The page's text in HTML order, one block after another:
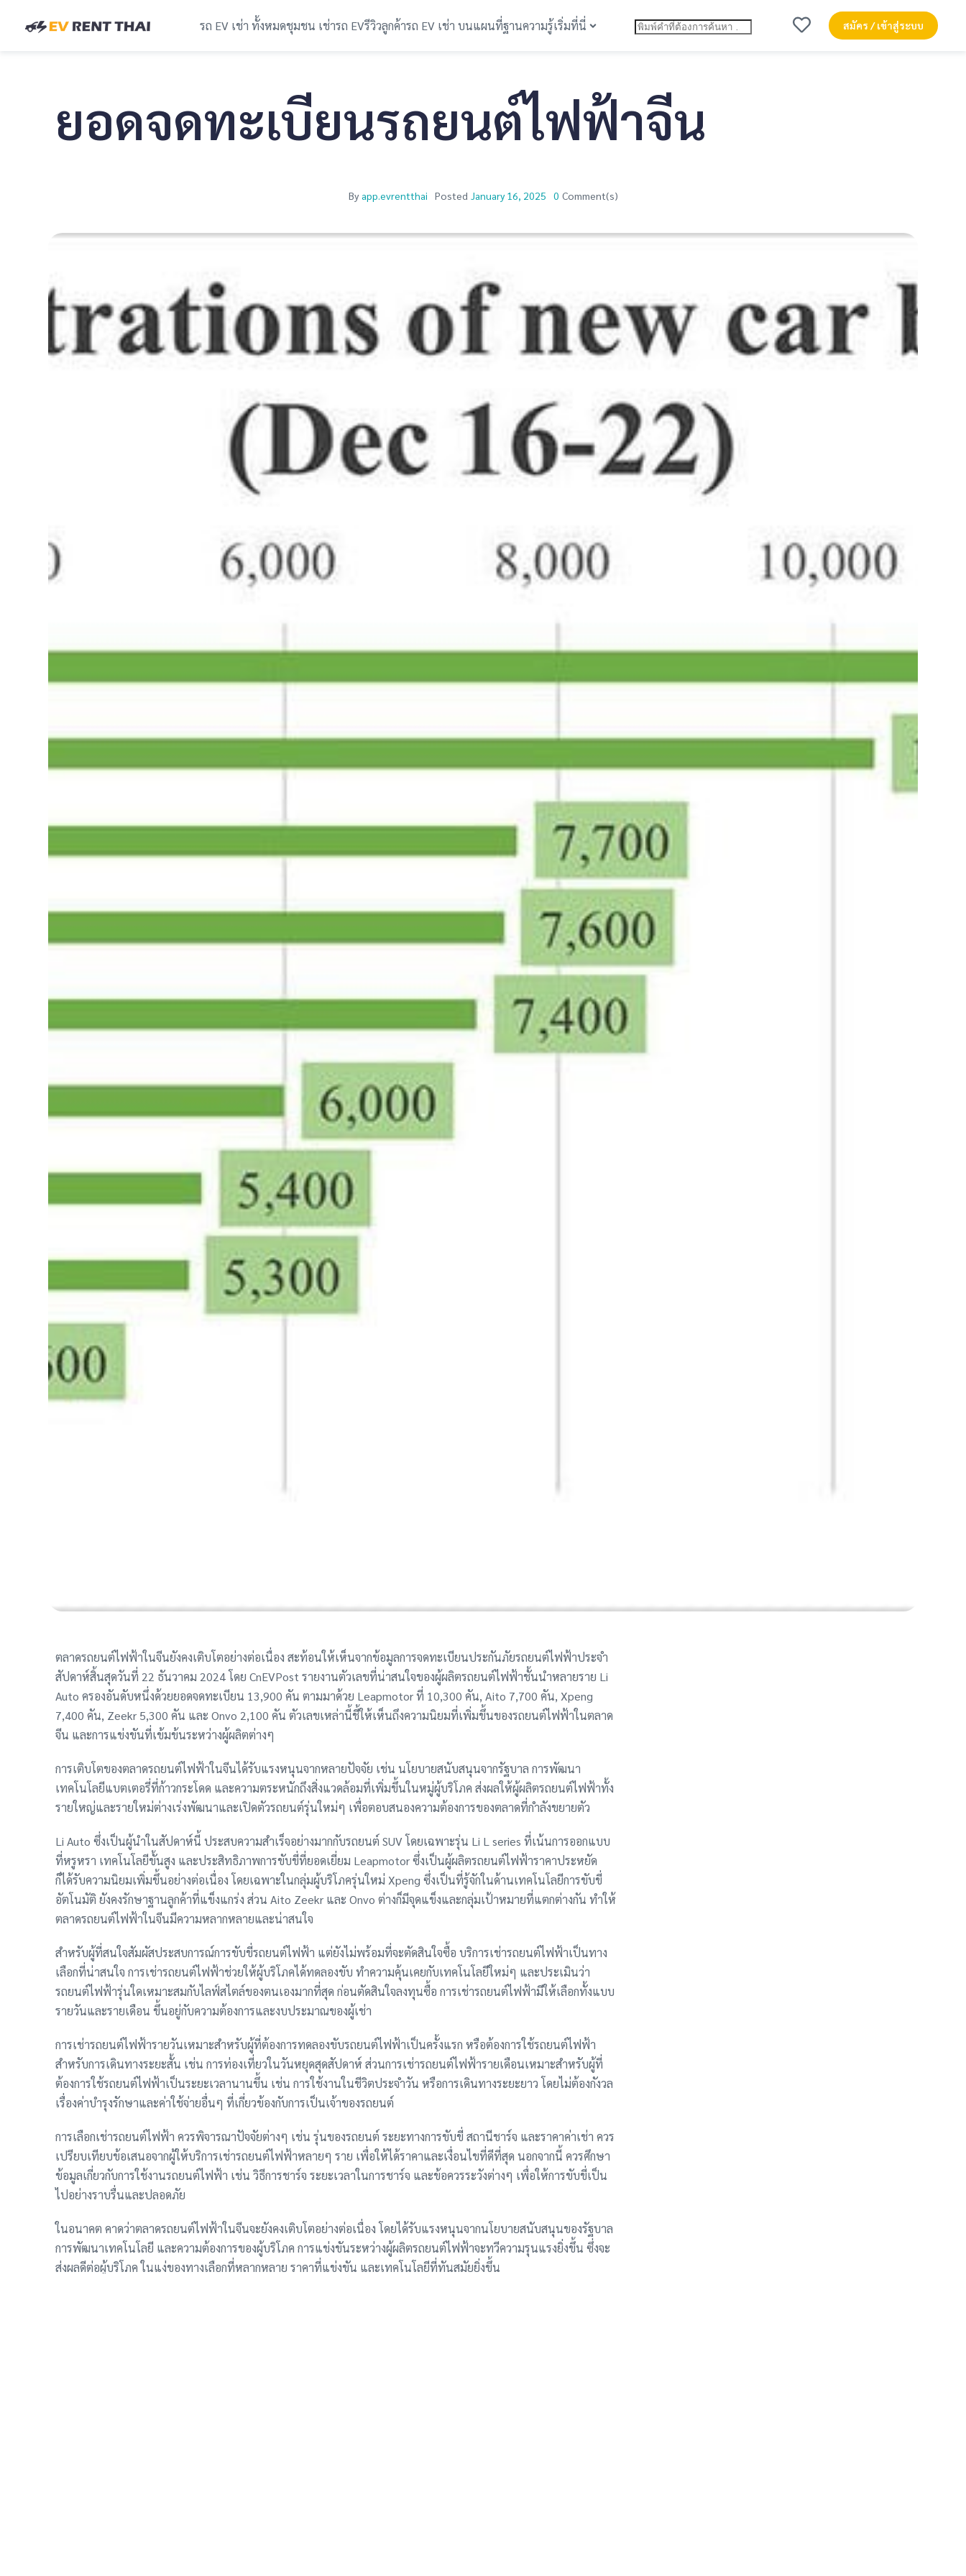
รถ EV เช่า ทั้งหมดชุมชน เช่ารถ EVรีวิวลูกค้ารถ EV เช่า บนแผนที่ฐานความรู้เริ่มที่นี่ สมัคร / เข้าสู่ระบบ
ยอดจดทะเบียนรถยนต์ไฟฟ้าจีน
By app.evrentthai Posted January 16, 2025 0 Comment(s)
ตลาดรถยนต์ไฟฟ้าในจีนยังคงเติบโตอย่างต่อเนื่อง สะท้อนให้เห็นจากข้อมูลการจดทะเบียนประกันภัยรถยนต์ไฟฟ้าประจำ
สัปดาห์สิ้นสุดวันที่ 22 ธันวาคม 2024 โดย CnEVPost รายงานตัวเลขที่น่าสนใจของผู้ผลิตรถยนต์ไฟฟ้าชั้นนำหลายราย Li
Auto ครองอันดับหนึ่งด้วยยอดจดทะเบียน 13,900 คัน ตามมาด้วย Leapmotor ที่ 10,300 คัน, Aito 7,700 คัน, Xpeng
7,400 คัน, Zeekr 5,300 คัน และ Onvo 2,100 คัน ตัวเลขเหล่านี้ชี้ให้เห็นถึงความนิยมที่เพิ่มขึ้นของรถยนต์ไฟฟ้าในตลาด
จีน และการแข่งขันที่เข้มข้นระหว่างผู้ผลิตต่างๆ
การเติบโตของตลาดรถยนต์ไฟฟ้าในจีนได้รับแรงหนุนจากหลายปัจจัย เช่น นโยบายสนับสนุนจากรัฐบาล การพัฒนา
เทคโนโลยีแบตเตอรี่ที่ก้าวกระโดด และความตระหนักถึงสิ่งแวดล้อมที่เพิ่มขึ้นในหมู่ผู้บริโภค ส่งผลให้ผู้ผลิตรถยนต์ไฟฟ้าทั้ง
รายใหญ่และรายใหม่ต่างเร่งพัฒนาและเปิดตัวรถยนต์รุ่นใหม่ๆ เพื่อตอบสนองความต้องการของตลาดที่กำลังขยายตัว
Li Auto ซึ่งเป็นผู้นำในสัปดาห์นี้ ประสบความสำเร็จอย่างมากกับรถยนต์ SUV โดยเฉพาะรุ่น Li L series ที่เน้นการออกแบบ
ที่หรูหรา เทคโนโลยีขั้นสูง และประสิทธิภาพการขับขี่ที่ยอดเยี่ยม Leapmotor ซึ่งเป็นผู้ผลิตรถยนต์ไฟฟ้าราคาประหยัด
ก็ได้รับความนิยมเพิ่มขึ้นอย่างต่อเนื่อง โดยเฉพาะในกลุ่มผู้บริโภครุ่นใหม่ Xpeng ซึ่งเป็นที่รู้จักในด้านเทคโนโลยีการขับขี่
อัตโนมัติ ยังคงรักษาฐานลูกค้าที่แข็งแกร่ง ส่วน Aito Zeekr และ Onvo ต่างก็มีจุดแข็งและกลุ่มเป้าหมายที่แตกต่างกัน ทำให้
ตลาดรถยนต์ไฟฟ้าในจีนมีความหลากหลายและน่าสนใจ
สำหรับผู้ที่สนใจสัมผัสประสบการณ์การขับขี่รถยนต์ไฟฟ้า แต่ยังไม่พร้อมที่จะตัดสินใจซื้อ บริการเช่ารถยนต์ไฟฟ้าเป็นทาง
เลือกที่น่าสนใจ การเช่ารถยนต์ไฟฟ้าช่วยให้ผู้บริโภคได้ทดลองขับ ทำความคุ้นเคยกับเทคโนโลยีใหม่ๆ และประเมินว่า
รถยนต์ไฟฟ้ารุ่นใดเหมาะสมกับไลฟ์สไตล์ของตนเองมากที่สุด ก่อนตัดสินใจลงทุนซื้อ การเช่ารถยนต์ไฟฟ้ามีให้เลือกทั้งแบบ
รายวันและรายเดือน ขึ้นอยู่กับความต้องการและงบประมาณของผู้เช่า
การเช่ารถยนต์ไฟฟ้ารายวันเหมาะสำหรับผู้ที่ต้องการทดลองขับรถยนต์ไฟฟ้าเป็นครั้งแรก หรือต้องการใช้รถยนต์ไฟฟ้า
สำหรับการเดินทางระยะสั้น เช่น การท่องเที่ยวในวันหยุดสุดสัปดาห์ ส่วนการเช่ารถยนต์ไฟฟ้ารายเดือนเหมาะสำหรับผู้ที่
ต้องการใช้รถยนต์ไฟฟ้าเป็นระยะเวลานานขึ้น เช่น การใช้งานในชีวิตประจำวัน หรือการเดินทางระยะยาว โดยไม่ต้องกังวล
เรื่องค่าบำรุงรักษาและค่าใช้จ่ายอื่นๆ ที่เกี่ยวข้องกับการเป็นเจ้าของรถยนต์
การเลือกเช่ารถยนต์ไฟฟ้า ควรพิจารณาปัจจัยต่างๆ เช่น รุ่นของรถยนต์ ระยะทางการขับขี่ สถานีชาร์จ และราคาค่าเช่า ควร
เปรียบเทียบข้อเสนอจากผู้ให้บริการเช่ารถยนต์ไฟฟ้าหลายๆ ราย เพื่อให้ได้ราคาและเงื่อนไขที่ดีที่สุด นอกจากนี้ ควรศึกษา
ข้อมูลเกี่ยวกับการใช้งานรถยนต์ไฟฟ้า เช่น วิธีการชาร์จ ระยะเวลาในการชาร์จ และข้อควรระวังต่างๆ เพื่อให้การขับขี่เป็น
ไปอย่างราบรื่นและปลอดภัย
ในอนาคต คาดว่าตลาดรถยนต์ไฟฟ้าในจีนจะยังคงเติบโตอย่างต่อเนื่อง โดยได้รับแรงหนุนจากนโยบายสนับสนุนของรัฐบาล
การพัฒนาเทคโนโลยี และความต้องการของผู้บริโภค การแข่งขันระหว่างผู้ผลิตรถยนต์ไฟฟ้าจะทวีความรุนแรงยิ่งขึ้น ซึ่งจะ
ส่งผลดีต่อผู้บริโภค ในแง่ของทางเลือกที่หลากหลาย ราคาที่แข่งขัน และเทคโนโลยีที่ทันสมัยยิ่งขึ้น